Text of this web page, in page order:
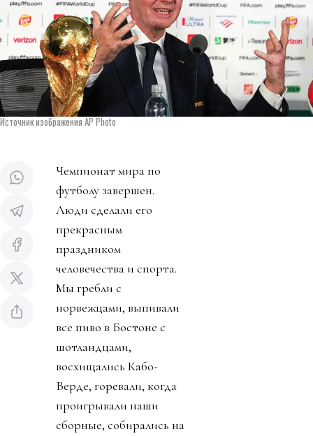
Источник изображения AP Photo
Чемпионат мира по
футболу завершен.
Люди сделали его
прекрасным
праздником
человечества и спорта.
Мы гребли с
норвежцами, выпивали
все пиво в Бостоне с
шотландцами,
восхищались Кабо-
Верде, горевали, когда
проигрывали наши
сборные, собирались на